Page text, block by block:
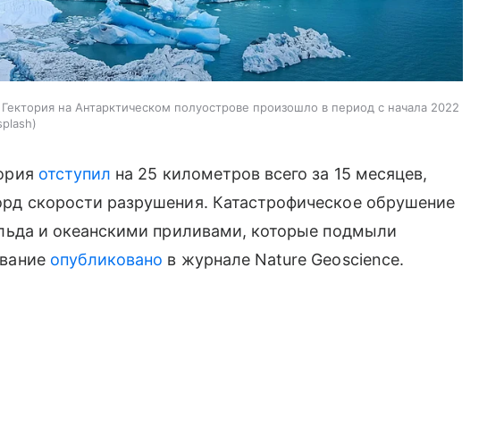
на Антарктическом полуострове произошло в период с начала 2022
отступил на 25 километров всего за 15 месяцев,
скорости разрушения. Катастрофическое обрушение
и океанскими приливами, которые подмыли
опубликовано в журнале Nature Geoscience.